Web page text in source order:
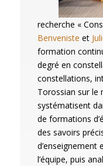
recherche «
Benveniste et
formation
degré en
constellations,
Torossian sur le
systématisent
de formations
des savoirs
d’enseignement
l’équipe, puis